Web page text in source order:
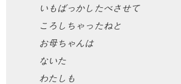
いもばっかしたべさせて
ころしちゃったねと
お母ちゃんは
ないた
わたしも